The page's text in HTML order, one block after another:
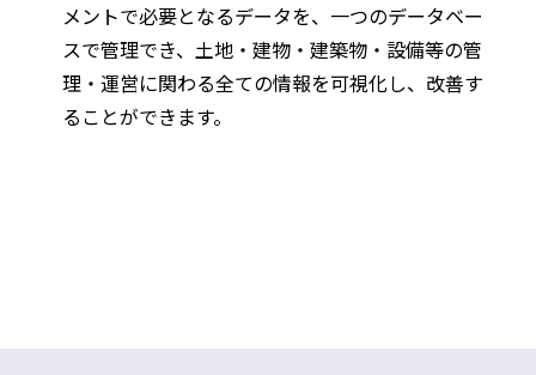
メントで必要となるデータを、一つのデータベー
スで管理でき、土地・建物・建築物・設備等の管
理・運営に関わる全ての情報を可視化し、改善す
ることができます。